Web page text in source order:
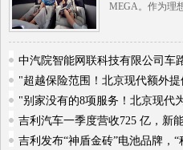
MEGA。作为理
中汽院智能网联科技有限公司车
"超越保险范围！北京现代额外提
"别家没有的8项服务！北京现代
吉利汽车一季度营收725 亿，新
吉利发布“神盾金砖”电池品牌，“